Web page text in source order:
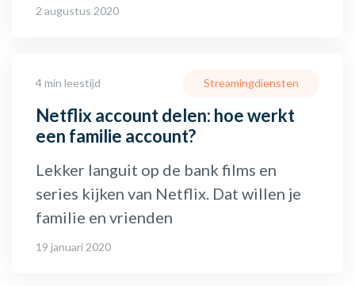
2 augustus 2020
4 min leestijd
Netflix account delen: hoe werkt
een familie account?
Streamingdiensten
Lekker languit op de bank films en
series kijken van Netflix. Dat willen je
familie en vrienden
19 januari 2020